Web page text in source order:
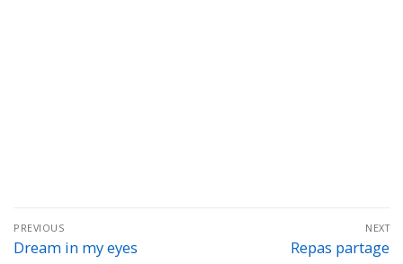
Navigation
de
PREVIOUS
Previous
Dream in my eyes
NEXT
Next
Repas partage